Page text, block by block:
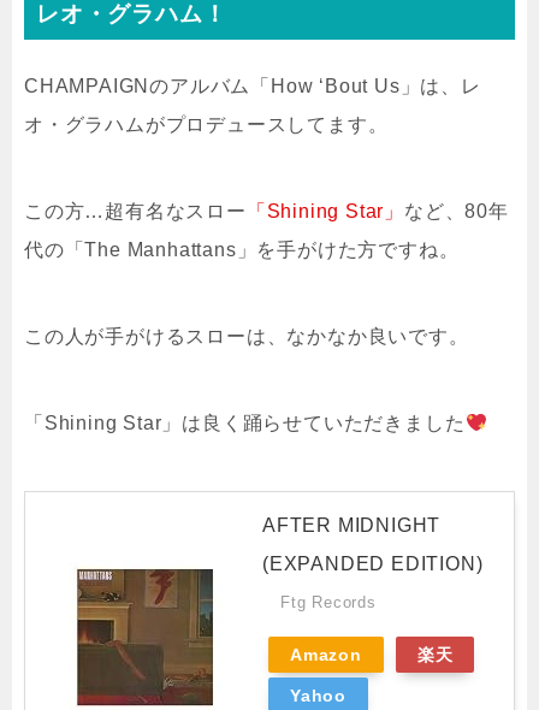
レオ・グラハム！
CHAMPAIGNのアルバム「How ‘Bout Us」は、レ
オ・グラハムがプロデュースしてます。
この方…超有名なスロー 「Shining Star」 など、80年
代の「The Manhattans」を手がけた方ですね。
この人が手がけるスローは、なかなか良いです。
「Shining Star」は良く踊らせていただきました
AFTER MIDNIGHT
(EXPANDED EDITION)
Ftg Records
Amazon 楽天
Yahoo